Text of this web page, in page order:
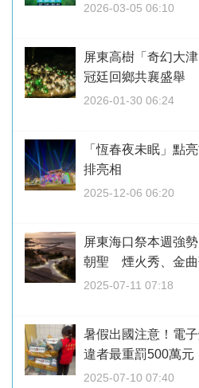
2026-03-05 06:10
屏東高樹「奇幻大
冠廷回鄉共襄盛舉
2026-01-30 06:24
「恆春夜未眠」點
排亮相
2025-12-06 06:20
屏東海口祭本週強
朝聖 煙火秀、金曲
2025-07-11 07:18
暑假出國注意！電
違者最重罰500萬元
2025-07-10 07:40